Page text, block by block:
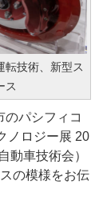
転技術、新型ス
ス
パシフィコ
ノロジー展 20
動車技術会）
の模様をお伝